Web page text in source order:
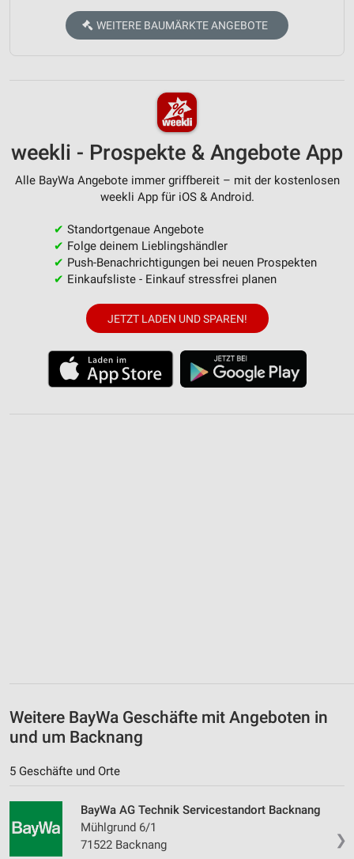
WEITERE BAUMÄRKTE ANGEBOTE
weekli - Prospekte & Angebote App
Alle BayWa Angebote immer griffbereit – mit der kostenlosen
weekli App für iOS & Android.
✔ Standortgenaue Angebote
✔ Folge deinem Lieblingshändler
✔ Push-Benachrichtigungen bei neuen Prospekten
✔ Einkaufsliste - Einkauf stressfrei planen
JETZT LADEN UND SPAREN!
Weitere BayWa Geschäfte mit Angeboten in
und um Backnang
5 Geschäfte und Orte
❯
BayWa AG Technik Servicestandort Backnang
Mühlgrund 6/1
71522 Backnang